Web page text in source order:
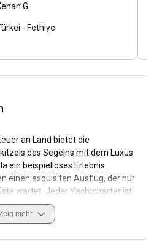
G.
- Fethiye
an Land bietet die
des Segelns mit dem Luxus
ein beispielloses Erlebnis.
einen exquisiten Ausflug, der nur
wartet. Jeder Yachtcharter ist
Es ist eine Reise in eine Welt
Zauber.
mehr